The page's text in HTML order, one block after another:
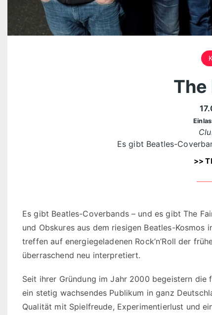
The
Es gibt Beatles-
>>
Es gibt Beatles-Coverbands – und es gibt The
und Obskures aus dem riesigen Beatles-
treffen auf energiegeladenen Rock’n’Roll der
überraschend neu interpretiert.
Seit ihrer Gründung im Jahr 2000 begeistern
ein stetig wachsendes Publikum in ganz
Qualität mit Spielfreude, Experimentierlust und